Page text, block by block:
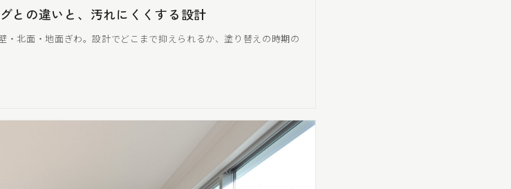
との違いと、汚れにくくする設計
・北面・地面ぎわ。設計でどこまで抑えられるか、塗り替えの時期の